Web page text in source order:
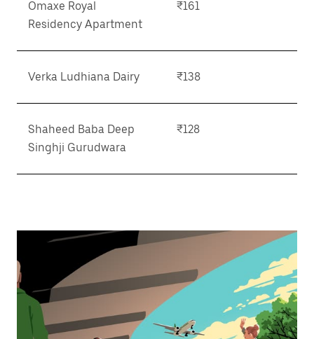
Omaxe Royal
Residency Apartment
₹161
Verka Ludhiana Dairy ₹138
Shaheed Baba Deep
Singhji Gurudwara
₹128